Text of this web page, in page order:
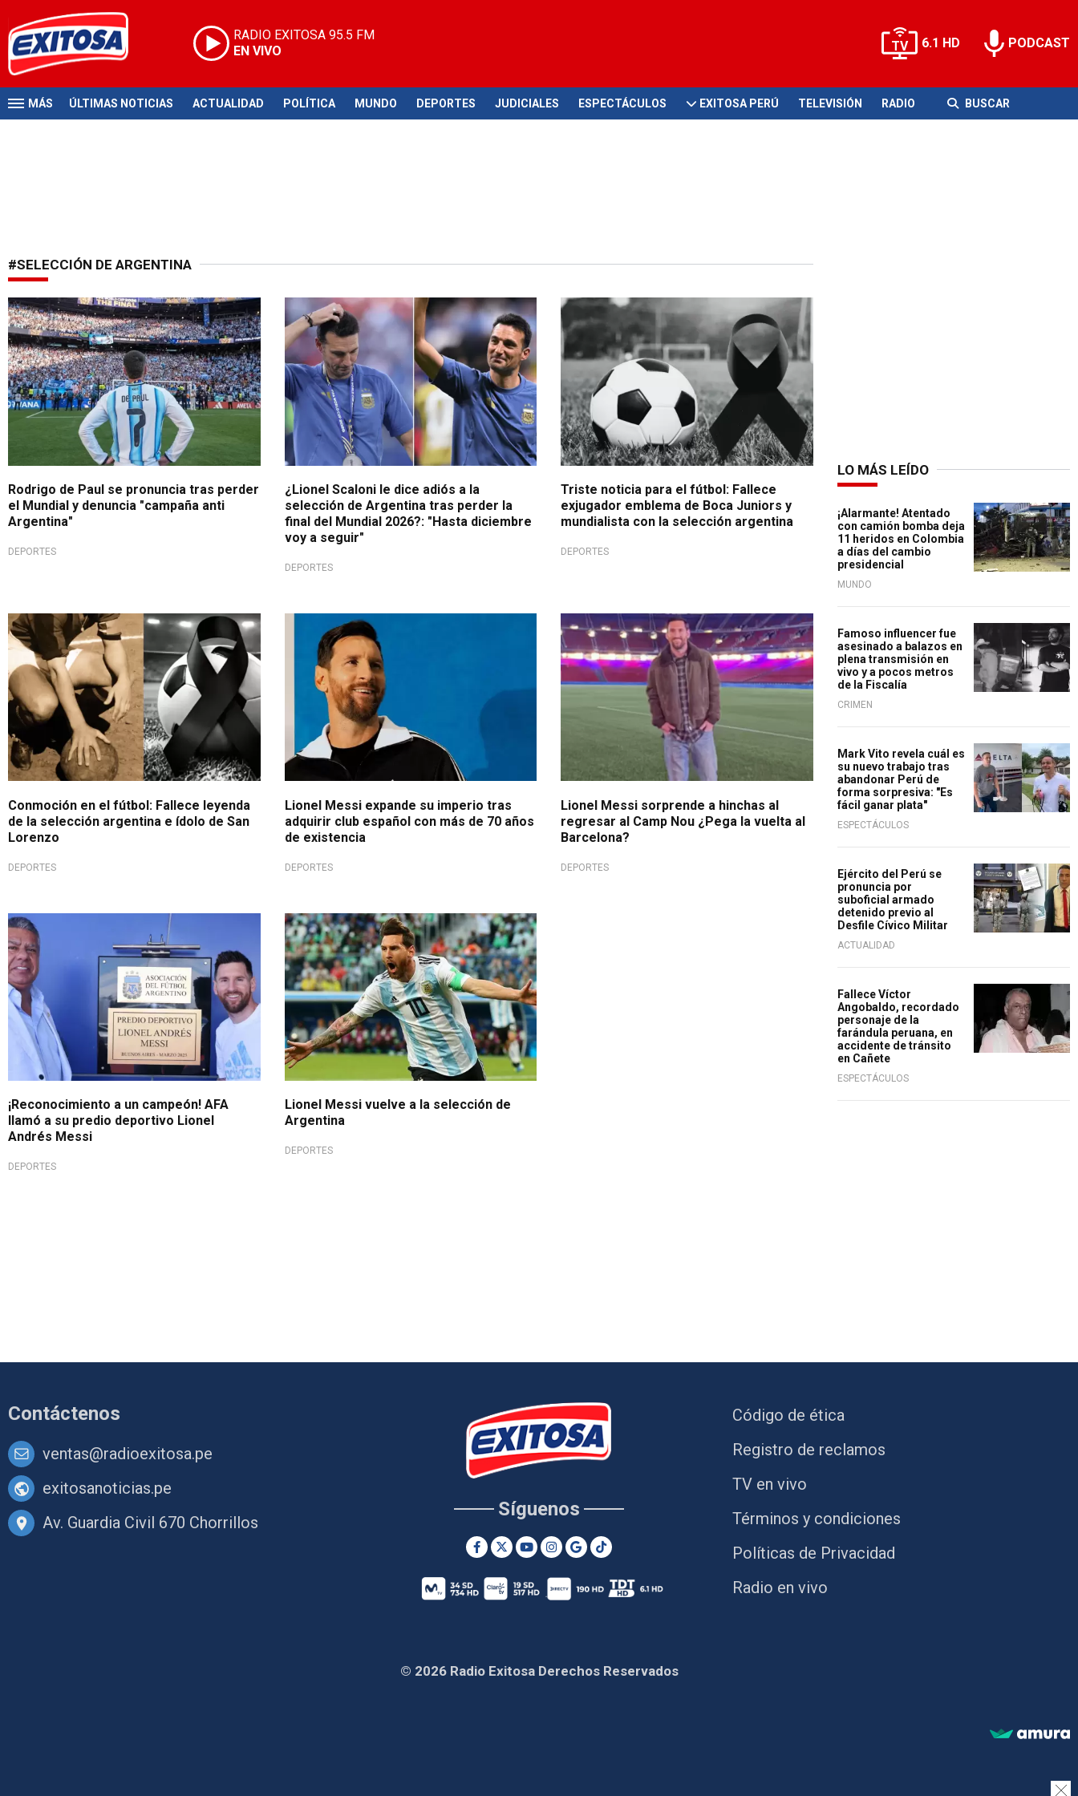
RADIO EXITOSA 95.5 FM
EN VIVO
6.1 HD PODCAST
MÁS ÚLTIMAS NOTICIAS ACTUALIDAD POLÍTICA MUNDO DEPORTES JUDICIALES ESPECTÁCULOS EXITOSA PERÚ TELEVISIÓN RADIO BUSCAR
#SELECCIÓN DE ARGENTINA
Reacción tras final
Rodrigo de Paul se pronuncia tras perder
el Mundial y denuncia "campaña anti
Argentina"
DEPORTES
Hay incertidumbre
¿Lionel Scaloni le dice adiós a la
selección de Argentina tras perder la
final del Mundial 2026?: "Hasta diciembre
voy a seguir"
DEPORTES
Luto en el deporte
Triste noticia para el fútbol: Fallece
exjugador emblema de Boca Juniors y
mundialista con la selección argentina
DEPORTES
Luto deportivo
Conmoción en el fútbol: Fallece leyenda
de la selección argentina e ídolo de San
Lorenzo
DEPORTES
Sigue creciendo
Lionel Messi expande su imperio tras
adquirir club español con más de 70 años
de existencia
DEPORTES
Sorpresa mundial
Lionel Messi sorprende a hinchas al
regresar al Camp Nou ¿Pega la vuelta al
Barcelona?
DEPORTES
Tras victoria ante Panamá
¡Reconocimiento a un campeón! AFA
llamó a su predio deportivo Lionel
Andrés Messi
DEPORTES
Lionel Messi vuelve a la selección de
Argentina
DEPORTES
LO MÁS LEÍDO
¡Alarmante! Atentado
con camión bomba deja
11 heridos en Colombia
a días del cambio
presidencial
MUNDO
Famoso influencer fue
asesinado a balazos en
plena transmisión en
vivo y a pocos metros
de la Fiscalía
CRIMEN
Mark Vito revela cuál es
su nuevo trabajo tras
abandonar Perú de
forma sorpresiva: "Es
fácil ganar plata"
ESPECTÁCULOS
Ejército del Perú se
pronuncia por
suboficial armado
detenido previo al
Desfile Cívico Militar
ACTUALIDAD
Fallece Víctor
Angobaldo, recordado
personaje de la
farándula peruana, en
accidente de tránsito
en Cañete
ESPECTÁCULOS
Contáctenos
ventas@radioexitosa.pe
exitosanoticias.pe
Av. Guardia Civil 670 Chorrillos
Síguenos
Código de ética
Registro de reclamos
TV en vivo
Términos y condiciones
Políticas de Privacidad
Radio en vivo
© 2026 Radio Exitosa Derechos Reservados